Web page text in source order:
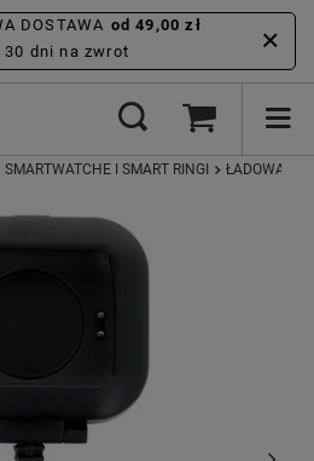
DOSTAWA od 49,00 zł
30 dni na zwrot
SMARTWATCHE I SMART RINGI ŁADOWARKI